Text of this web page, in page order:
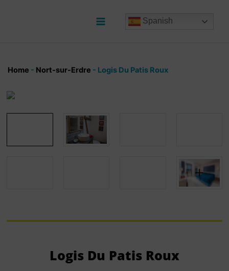
Spanish
Home - Nort-sur-Erdre - Logis Du Patis Roux
Logis Du Patis Roux